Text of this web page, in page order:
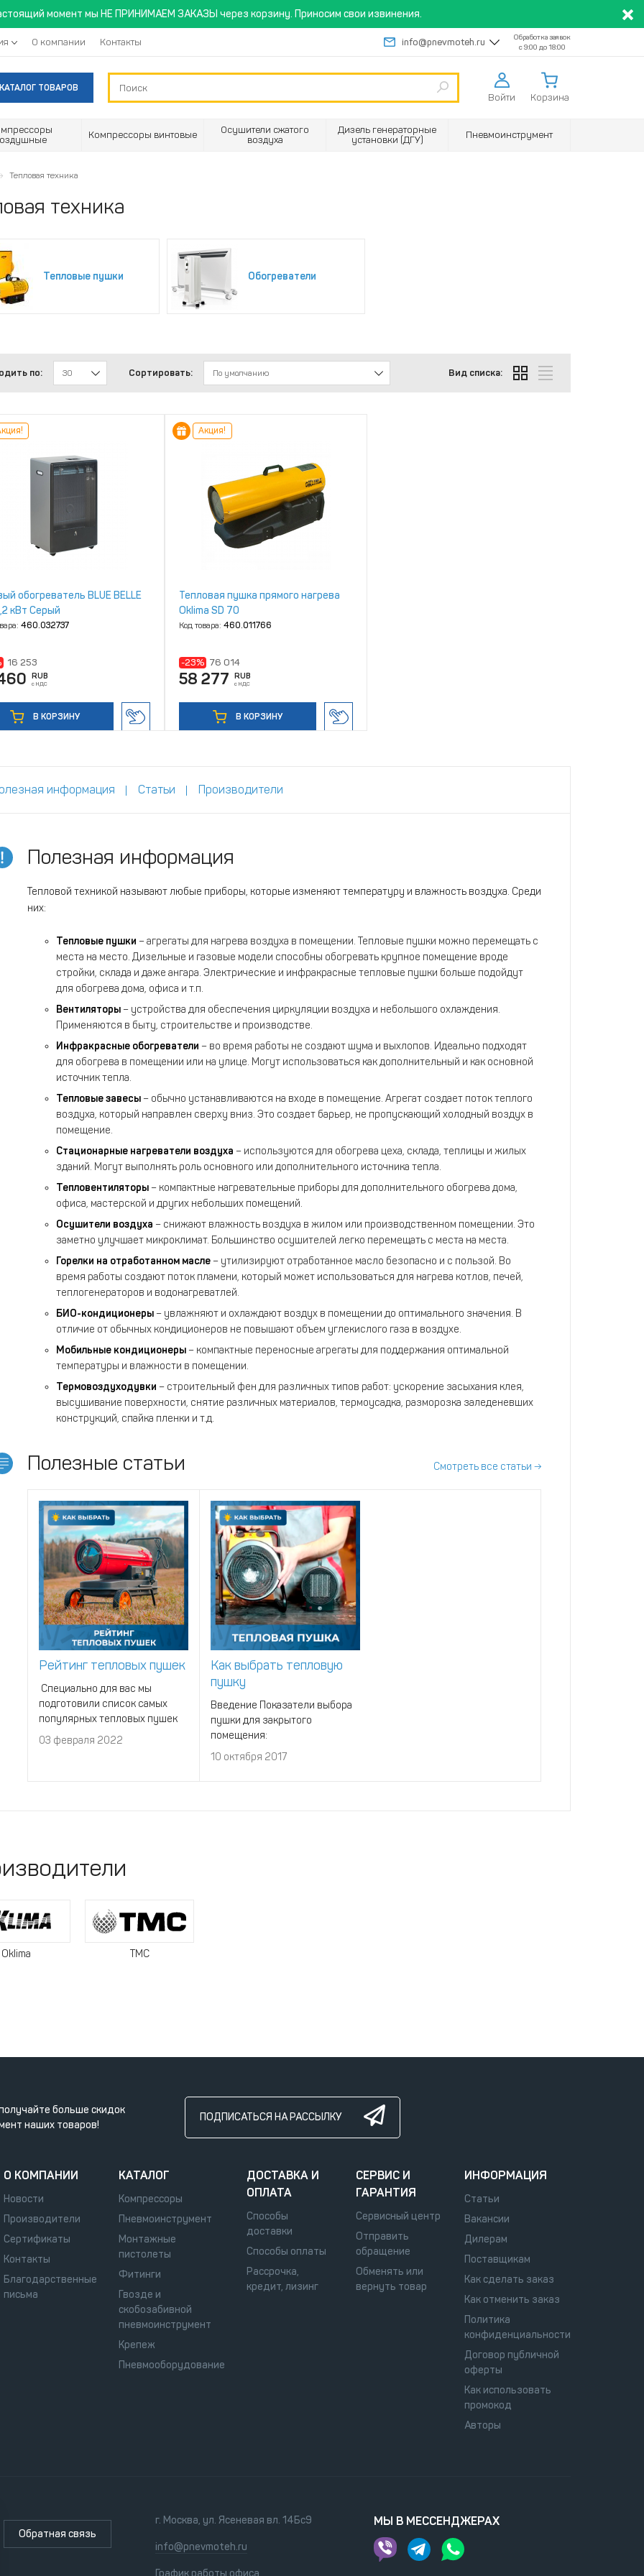
момент мы НЕ ПРИНИМАЕМ ЗАКАЗЫ через корзину. Приносим свои извинения.
О компании Контакты info@pnevmoteh.ru
Обработка заявок
с 9:00 до 18:00
КАТАЛОГ ТОВАРОВ
Войти Корзина
Компрессоры винтовые
Осушители сжатого
воздуха
Дизель генераторные
установки (ДГУ)
Пневмоинструмент
Тепловая техника
техника
Тепловые пушки Обогреватели
по: 30 Сортировать: По умолчанию Вид списка:
обогреватель BLUE BELLE
кВт Серый
460.032737
16 253
RUB
с НДС
В КОРЗИНУ
Акция!
Тепловая пушка прямого нагрева
Oklima SD 70
Код товара: 460.011766
-23% 76 014
58 277 RUB
с НДС
В КОРЗИНУ
информация Статьи Производители
Полезная информация
Тепловой техникой называют любые приборы, которые изменяют температуру и влажность воздуха. Среди
них:
Тепловые пушки – агрегаты для нагрева воздуха в помещении. Тепловые пушки можно перемещать с
места на место. Дизельные и газовые модели способны обогревать крупное помещение вроде
стройки, склада и даже ангара. Электрические и инфракрасные тепловые пушки больше подойдут
для обогрева дома, офиса и т.п.
Вентиляторы – устройства для обеспечения циркуляции воздуха и небольшого охлаждения.
Применяются в быту, строительстве и производстве.
Инфракрасные обогреватели – во время работы не создают шума и выхлопов. Идеально подходят
для обогрева в помещении или на улице. Могут использоваться как дополнительный и как основной
источник тепла.
Тепловые завесы – обычно устанавливаются на входе в помещение. Агрегат создает поток теплого
воздуха, который направлен сверху вниз. Это создает барьер, не пропускающий холодный воздух в
помещение.
Стационарные нагреватели воздуха – используются для обогрева цеха, склада, теплицы и жилых
зданий. Могут выполнять роль основного или дополнительного источника тепла.
Тепловентиляторы – компактные нагревательные приборы для дополнительного обогрева дома,
офиса, мастерской и других небольших помещений.
Осушители воздуха – снижают влажность воздуха в жилом или производственном помещении. Это
заметно улучшает микроклимат. Большинство осушителей легко перемещать с места на места.
Горелки на отработанном масле – утилизируют отработанное масло безопасно и с пользой. Во
время работы создают поток пламени, который может использоваться для нагрева котлов, печей,
теплогенераторов и водонагреватлей.
БИО-кондиционеры– увлажняют и охлаждают воздух в помещении до оптимального значения. В
отличие от обычных кондиционеров не повышают объем углекислого газа в воздухе.
Мобильные кондиционеры– компактные переносные агрегаты для поддержания оптимальной
температуры и влажности в помещении.
Термовоздуходувки – строительный фен для различных типов работ: ускорение засыхания клея,
высушивание поверхности, снятие различных материалов, термоусадка, разморозка заледеневших
конструкций, спайка пленки и т.д.
Полезные статьи Смотреть все статьи →
Рейтинг тепловых пушек
Специально для вас мы
подготовили список самых
популярных тепловых пушек
на нашем сайте. В рейтинг
попали те агрегаты, которые
03 февраля 2022
Как выбрать тепловую
пушку
Введение Показатели выбора
пушки для закрытого
помещения:
качество теплоизоляции
Показатели выбора пушки для
10 октября 2017
Oklima TMC
больше скидок
наших товаров!
ПОДПИСАТЬСЯ НА РАССЫЛКУ
О КОМПАНИИ
Новости
Производители
Сертификаты
Контакты
Благодарственные
письма
КАТАЛОГ
Компрессоры
Пневмоинструмент
Монтажные
пистолеты
Фитинги
Гвозде и
скобозабивной
пневмоинструмент
Крепеж
Пневмооборудование
ДОСТАВКА И
ОПЛАТА
Способы
доставки
Способы оплаты
Рассрочка,
кредит, лизинг
СЕРВИС И
ГАРАНТИЯ
Сервисный центр
Отправить
обращение
Обменять или
вернуть товар
ИНФОРМАЦИЯ
Статьи
Вакансии
Дилерам
Поставщикам
Как сделать заказ
Как отменить заказ
Политика
конфиденциальности
Договор публичной
оферты
Как использовать
промокод
Авторы
Обратная связь
г. Москва, ул. Ясеневая вл. 14Бс9
info@pnevmoteh.ru
График работы офиса
МЫ В МЕССЕНДЖЕРАХ